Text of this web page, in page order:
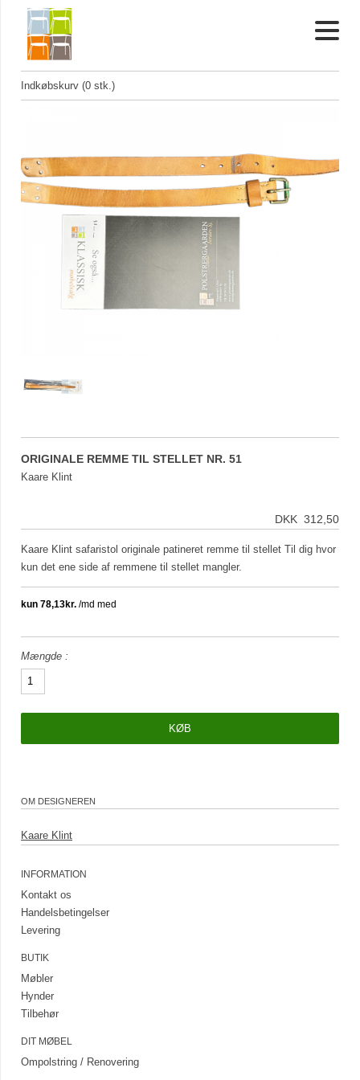
Indkøbskurv (0 stk.)
ORIGINALE REMME TIL STELLET NR. 51
Kaare Klint
DKK 312,50
Kaare Klint safaristol originale patineret remme til stellet Til dig hvor
kun det ene side af remmene til stellet mangler.
Mængde
OM DESIGNEREN
Kaare Klint
INFORMATION
Kontakt os
Handelsbetingelser
Levering
BUTIK
Møbler
Hynder
Tilbehør
DIT MØBEL
Ompolstring / Renovering